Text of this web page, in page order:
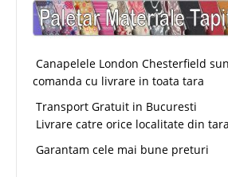
Canapelele London Chesterfield
comanda cu livrare in toata tara
Transport Gratuit in Bucuresti
Livrare catre orice localitate din
Garantam cele mai bune preturi